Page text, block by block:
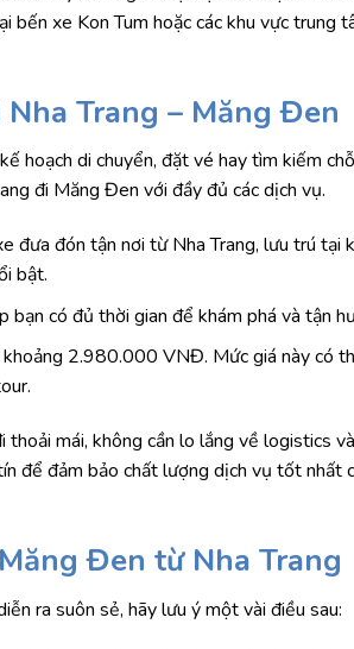
bến xe Kon Tum hoặc các khu vực trung
Trang – Măng Đen
hoạch di chuyển, đặt vé hay tìm kiếm
đi Măng Đen với đầy đủ các dịch vụ.
đưa đón tận nơi từ Nha Trang, lưu trú tại
bật.
có đủ thời gian để khám phá và tận
2.980.000 VNĐ. Mức giá này có
mái, không cần lo lắng về logistics
để đảm bảo chất lượng dịch vụ tốt nhất
Đen từ Nha Trang
ra suôn sẻ, hãy lưu ý một vài điều sau: